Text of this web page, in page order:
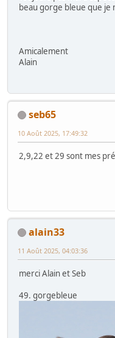
beau gorge bleue que je
Amicalement
Alain
seb65
10 Août 2025, 17:49:32
2,9,22 et 29 sont mes
alain33
11 Août 2025, 04:03:36
merci Alain et Seb
49. gorgebleue